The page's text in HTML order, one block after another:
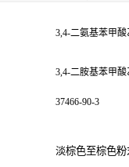
3,4-二氨基苯甲酸
3,4-二胺基苯甲酸
37466-90-3
淡棕色至棕色粉